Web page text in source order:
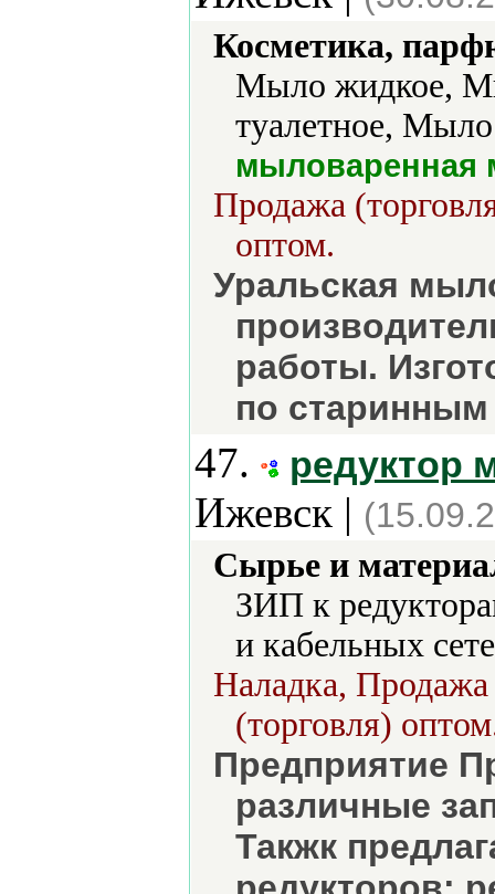
Косметика,
Мыло жидкое,
туалетное,
мыловаренная
Продажа
оптом.
Уральская
работы.
по
47. редуктор
Ижевск |
Сырье и
ЗИП к
и кабельных
Наладка,
(торговля)
Предприятие
различные
Такжк